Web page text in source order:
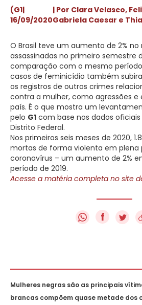
(G1|
16/09/2020
| Por Clara Velasco,
Gabriela Caesar e
O Brasil teve um aumento de 2%
assassinadas no primeiro semestre
comparação com o mesmo
casos de feminicídio também
os registros de outros crimes
contra a mulher, como agressões e
país. É o que mostra um
pelo G1 com base nos dados
Distrito Federal.
Nos primeiros seis meses de 2020,
mortas de forma violenta em plena
coronavírus – um aumento de 2%
período de 2019.
Acesse a matéria completa no site
f
Mulheres negras são as principais
brancas compõem quase metade dos